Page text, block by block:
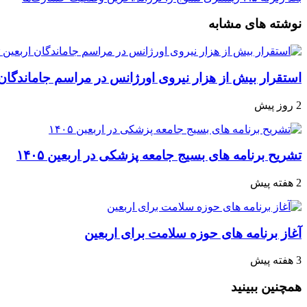
نوشته های مشابه
استقرار بیش از هزار نیروی اورژانس در مراسم
2 روز پیش
تشریح برنامه های بسیج جامعه پزشکی در اربعین ۱۴۰۵
2 هفته پیش
آغاز برنامه های حوزه سلامت برای اربعین
3 هفته پیش
همچنین ببینید